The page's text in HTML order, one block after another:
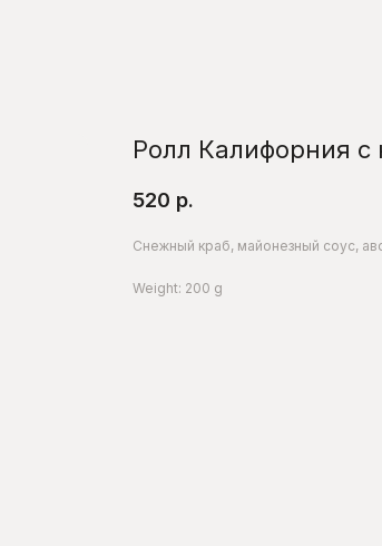
Ролл Калифорния с
520 р.
Снежный краб, майонезный соус,
Weight: 200 g